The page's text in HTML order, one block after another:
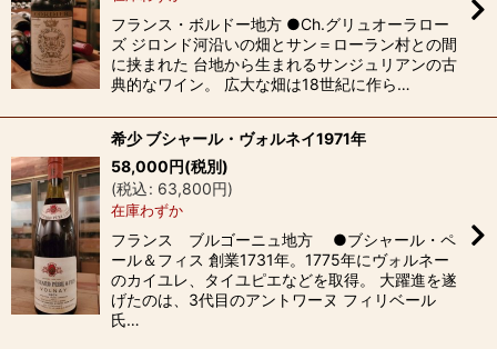
フランス・ボルドー地方 ●Ch.グリュオーラロー
ズ ジロンド河沿いの畑とサン＝ローラン村との間
に挟まれた 台地から生まれるサンジュリアンの古
典的なワイン。 広大な畑は18世紀に作ら…
希少 ブシャール・ヴォルネイ1971年
58,000円(税別)
(税込: 63,800円)
在庫わずか
フランス ブルゴーニュ地方 ●ブシャール・ペ
ール＆フィス 創業1731年。1775年にヴォルネー
のカイユレ、タイユピエなどを取得。 大躍進を遂
げたのは、3代目のアントワーヌ フィリベール
氏…